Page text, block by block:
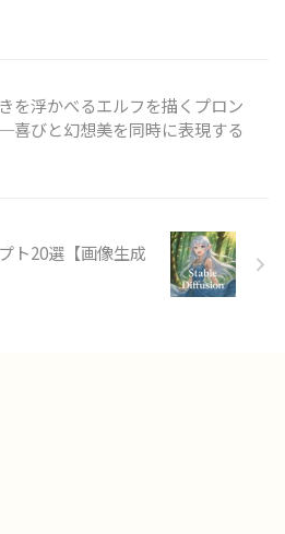
を浮かべるエルフを描くプロン
びと幻想美を同時に表現する
ト20選【画像生成